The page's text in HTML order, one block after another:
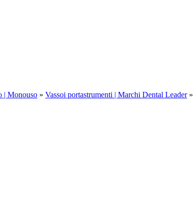
| Monouso » Vassoi portastrumenti | Marchi Dental Leader»